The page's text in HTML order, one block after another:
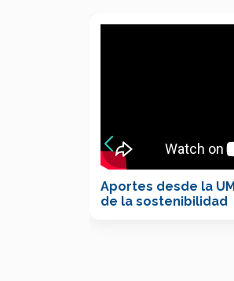
Aportes desde la
de la sostenibilidad